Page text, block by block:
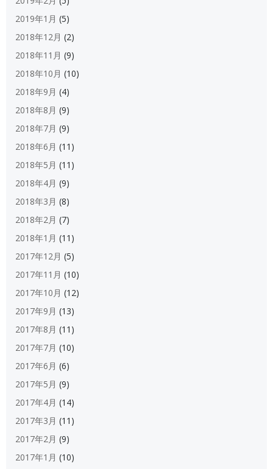
2019年1月 (5)
2018年12月 (2)
2018年11月 (9)
2018年10月 (10)
2018年9月 (4)
2018年8月 (9)
2018年7月 (9)
2018年6月 (11)
2018年5月 (11)
2018年4月 (9)
2018年3月 (8)
2018年2月 (7)
2018年1月 (11)
2017年12月 (5)
2017年11月 (10)
2017年10月 (12)
2017年9月 (13)
2017年8月 (11)
2017年7月 (10)
2017年6月 (6)
2017年5月 (9)
2017年4月 (14)
2017年3月 (11)
2017年2月 (9)
2017年1月 (10)